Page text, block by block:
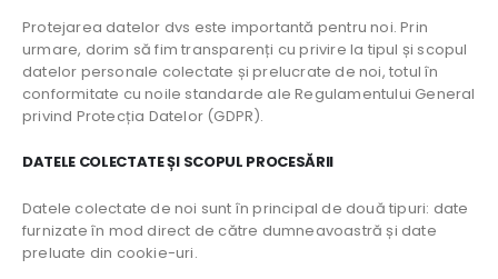
Protejarea datelor dvs este importantă pentru noi. Prin
urmare, dorim să fim transparenți cu privire la tipul și scopul
datelor personale colectate și prelucrate de noi, totul în
conformitate cu noile standarde ale Regulamentului General
privind Protecția Datelor (GDPR).
DATELE COLECTATE ȘI SCOPUL PROCESĂRII
Datele colectate de noi sunt în principal de două tipuri: date
furnizate în mod direct de către dumneavoastră și date
preluate din cookie-uri.